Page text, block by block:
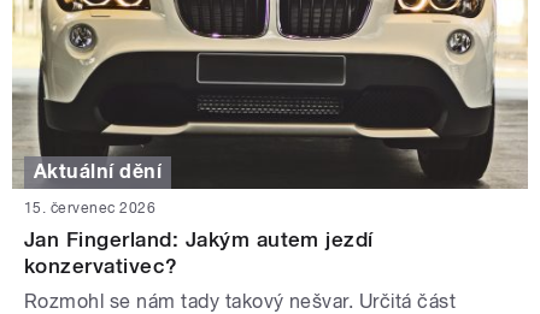
Aktuální dění
15. červenec 2026
Jan Fingerland: Jakým autem jezdí
konzervativec?
Rozmohl se nám tady takový nešvar. Určitá část